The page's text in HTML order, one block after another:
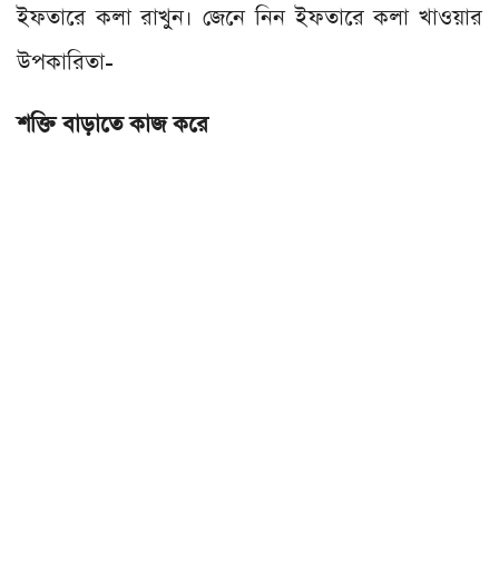
ইফতারে কলা রাখুন। জেনে নিন ইফতারে কলা খাওয়ার
উপকারিতা-
শক্তি বাড়াতে কাজ করে